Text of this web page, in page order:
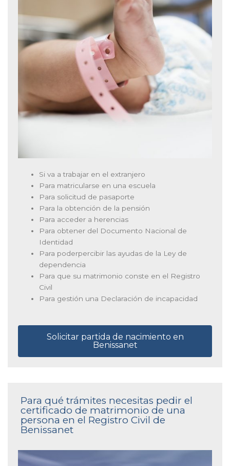
Si va a trabajar en el extranjero
Para matricularse en una escuela
Para solicitud de pasaporte
Para la obtención de la pensión
Para acceder a herencias
Para obtener del Documento Nacional de
Identidad
Para poderpercibir las ayudas de la Ley de
dependencia
Para que su matrimonio conste en el Registro
Civil
Para gestión una Declaración de incapacidad
Solicitar partida de nacimiento en
Benissanet
Para qué trámites necesitas pedir el
certificado de matrimonio de una
persona en el Registro Civil de
Benissanet